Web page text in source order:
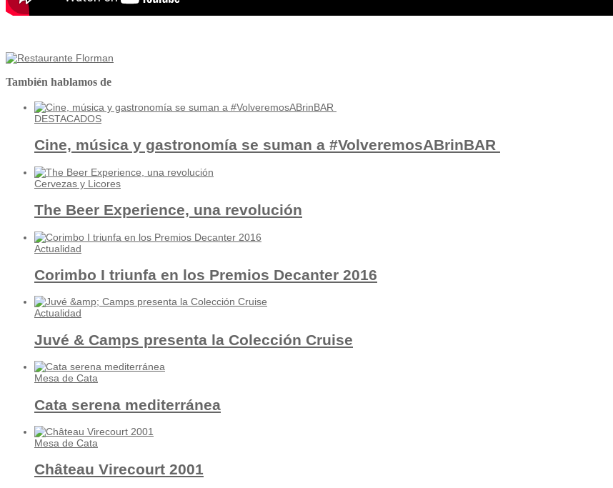
También hablamos de
DESTACADOS
Cine, música y gastronomía se suman a #VolveremosABrinBAR
Cervezas y Licores
The Beer Experience, una revolución
Actualidad
Corimbo I triunfa en los Premios Decanter 2016
Actualidad
Juvé & Camps presenta la Colección Cruise
Mesa de Cata
Cata serena mediterránea
Mesa de Cata
Château Virecourt 2001